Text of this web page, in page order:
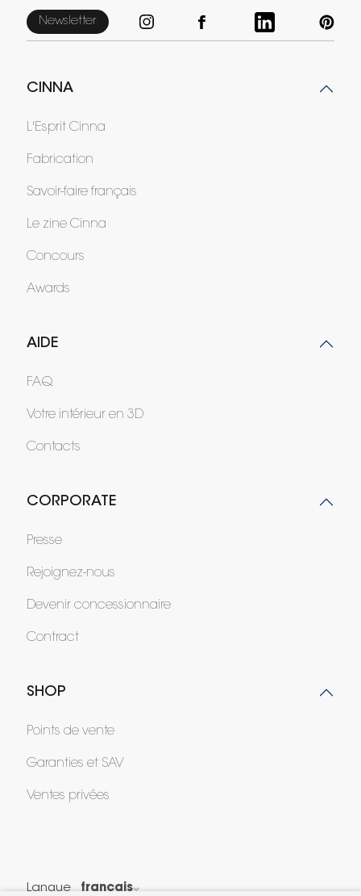
Newsletter
CINNA
L'Esprit Cinna
Fabrication
Savoir-faire français
Le zine Cinna
Concours
Awards
AIDE
FAQ
Votre intérieur en 3D
Contacts
CORPORATE
Presse
Rejoignez-nous
Devenir concessionnaire
Contract
SHOP
Points de vente
Garanties et SAV
Ventes privées
Langue français